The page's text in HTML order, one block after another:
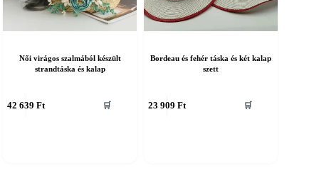
Női virágos szalmából készült
strandtáska és kalap
42 639 Ft 🛒
Bordeau és fehér táska és két kalap
szett
23 909 Ft 🛒